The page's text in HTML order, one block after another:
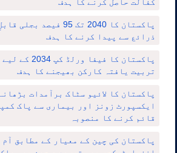
پاکستان کا 2040 تک 95 فیصد
ذرائع سے پیدا کرنے کا ہدف
تربیت یافتہ کارکن بھیجنے کا ہدف
پاکستان کا لائیو سٹاک برآمدات
ایکسپورٹ زونز اور بیماری سے پاک
قائم کرنے کا منصوبہ
پاکستان کی چین کے معیار کے مطابق آم